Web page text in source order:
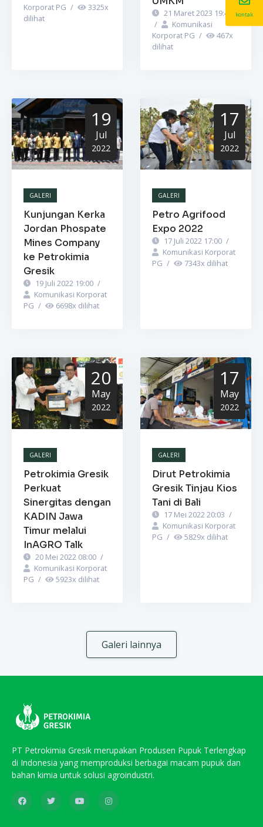
Korporat PG / 3325x
dilihat
21 Maret 2023 19:44
/
Komunikasi
Korporat PG / 467x
dilihat
19
Jul
2022
GALERI
Kunjungan Kerka
Jordan Phospate
Mines Company
ke Petrokimia
Gresik
19 Juli 2022 19:00 /
Komunikasi Korporat
PG / 6698x dilihat
17
Jul
2022
GALERI
Petro Agrifood
Expo 2022
17 Juli 2022 17:00 /
Komunikasi Korporat
PG / 7343x dilihat
20
May
2022
GALERI
Petrokimia Gresik
Perkuat
Sinergitas dengan
KADIN Jawa
Timur melalui
InAGRO Talk
20 Mei 2022 08:00 /
Komunikasi Korporat
PG / 5923x dilihat
17
May
2022
GALERI
Dirut Petrokimia
Gresik Tinjau Kios
Tani di Bali
17 Mei 2022 20:03 /
Komunikasi Korporat
PG / 5829x dilihat
Galeri lainnya
PT Petrokimia Gresik merupakan Produsen Pupuk Terlengkap
di Indonesia yang memproduksi berbagai macam pupuk dan
bahan kimia untuk solusi agroindustri.
kontak